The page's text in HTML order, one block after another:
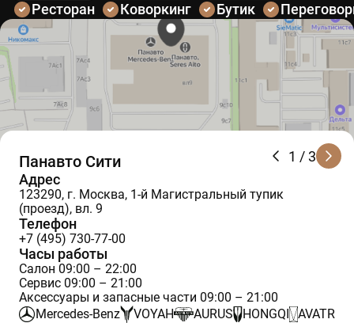
Ресторан
Коворкинг Бутик
1 / 3
Панавто Сити
Адрес
123290, г. Москва, 1-й Магистральный тупик
(проезд), вл. 9
Телефон
+7 (495) 730-77-00
Часы работы
Салон 09:00 – 22:00
Сервис 09:00 – 21:00
Аксессуары и запасные части 09:00 – 21:00
Mercedes-Benz
VOYAH AURUS HONGQI
AVATR